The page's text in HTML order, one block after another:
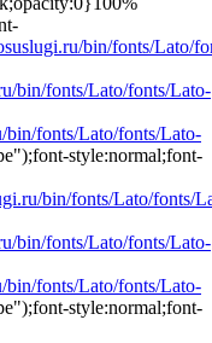
bin/fonts/Lato/
bin/fonts/Lato/fonts/Lato-
bin/fonts/Lato/fonts/Lato-
style:normal;font-
bin/fonts/Lato/fonts/
bin/fonts/Lato/fonts/Lato-
bin/fonts/Lato/fonts/Lato-
style:normal;font-